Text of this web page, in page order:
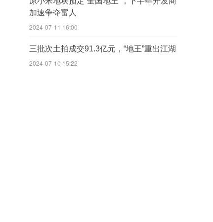
加速争夺富人
2024-07-11 16:00
三批次土拍成交91.3亿元，“地王”重出江湖
2024-07-10 15:22